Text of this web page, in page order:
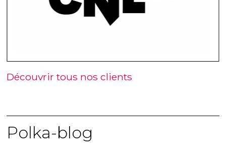
Découvrir tous nos clients
Polka-blog